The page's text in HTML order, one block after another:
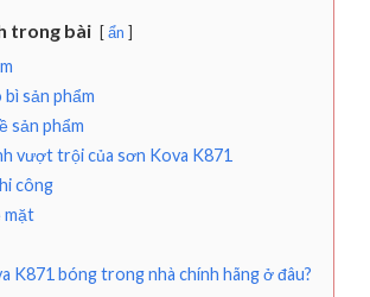
trong bài ẩn
bì sản phẩm
sản phẩm
vượt trội của sơn Kova K871
công
mặt
K871 bóng trong nhà chính hãng ở đâu?